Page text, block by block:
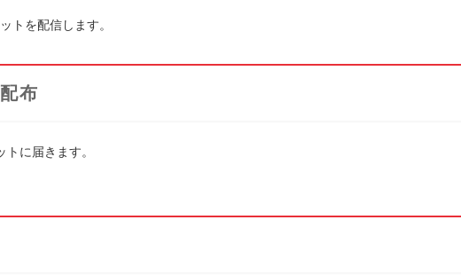
トを配信します。
布
に届きます。